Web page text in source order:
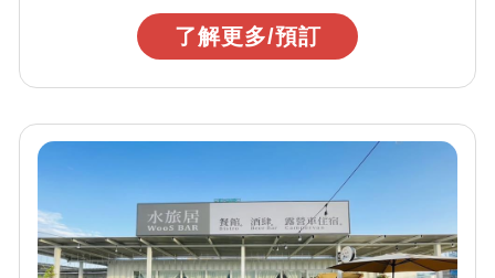
了解更多/預訂